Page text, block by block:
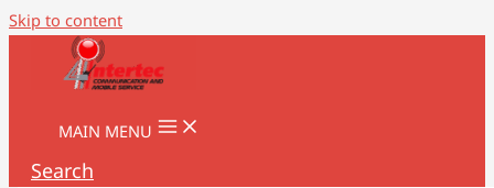
Skip to content
MAIN MENU
Search